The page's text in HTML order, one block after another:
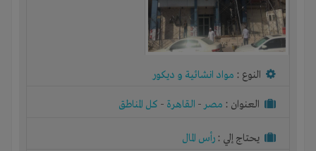
النوع : مواد انشائية و ديكور
العنوان : مصر- القاهرة - كل المناطق
يحتاج إلي : رأس المال